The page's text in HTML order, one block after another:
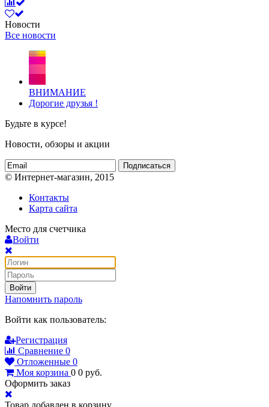
Новости
Все новости
ВНИМАНИЕ
Дорогие друзья !
Будьте в курсе!
Новости, обзоры и акции
Подписаться
© Интернет-магазин, 2015
Контакты
Карта сайта
Место для счетчика
Войти
Войти
Напомнить пароль
Войти как пользователь:
Регистрация
Сравнение 0
Отложенные 0
Моя корзина 0 0 руб.
Оформить заказ